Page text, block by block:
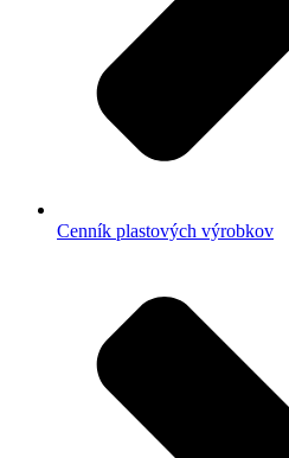
Cenník plastových výrobkov